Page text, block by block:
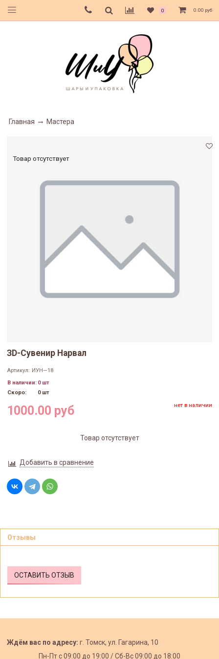
0 0.00 руб
Главная Мастера
Товар отсутствует
ЗD-Сувенир Нарвал
Артикул: ИУН—18
В наличии: 0 шт
Скоро:
0 шт
1000.00 руб нет в наличии
Товар отсутствует
Добавить в сравнение
Отзывы
ОСТАВИТЬ ОТЗЫВ
Ждём вас по адресу: г. Томск, ул. Гагарина, 10
Пн-Пт с09:00 до 19:00 /Сб-Вс 09:00 до 18:00